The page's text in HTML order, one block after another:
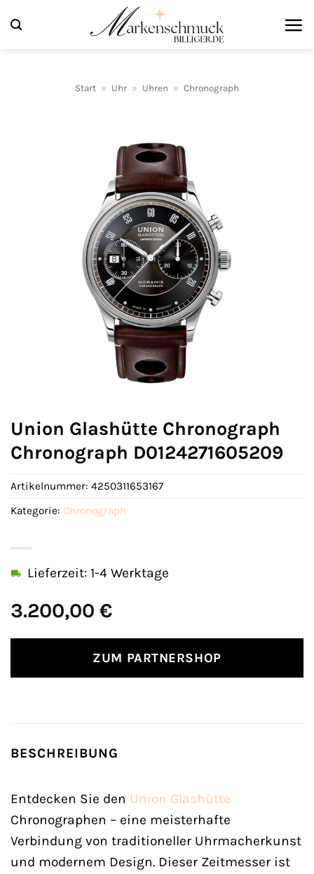
Inhalt
Start » Uhr » Uhren » Chronograph
Union Glashütte Chronograph
Chronograph D0124271605209
3.200,00 €
Lieferzeit: 1-4 Werktage
ZUM PARTNERSHOP
Artikelnummer: 4250311653167
Kategorie: Chronograph
BESCHREIBUNG
Entdecken Sie den Union Glashütte
Chronographen – eine meisterhafte
Verbindung von traditioneller Uhrmacherkunst
und modernem Design. Dieser Zeitmesser ist